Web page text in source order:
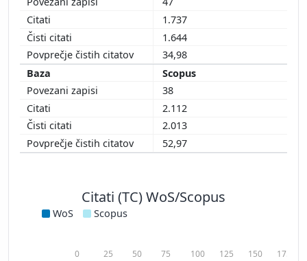
1.737
1.644
34,98
Scopus
38
2.112
2.013
52,97
Citati (TC) WoS/Scopus
WoS Scopus
0 25 50 75 100 125 150 175